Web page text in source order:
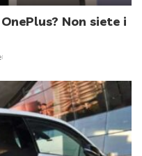
Non siete i